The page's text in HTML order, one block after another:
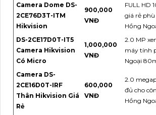
Camera Dome DS-
2CE76D3T-ITM
Hikvision
900,000
VNĐ
FULL HD
giá rẻ
Hồng
DS-2CE17D0T-IT5
Camera Hikvision
Có Micro
1,000,000
VNĐ
2.0 MP
máy tính
Ngoại
Camera DS-
2CE16D0T-IRF
Thân Hikvision Giá
Rẻ
600,000
VNĐ
2.0
đủ cho
Hồng